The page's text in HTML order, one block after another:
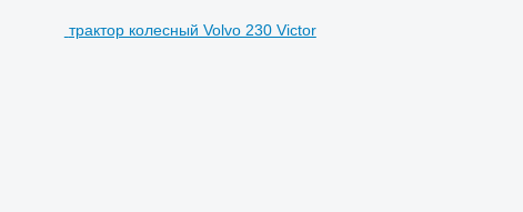
трактор колесный Volvo 230 Victor